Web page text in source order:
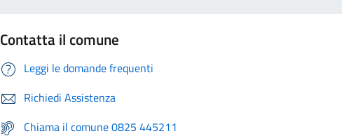
Contatta il comune
Leggi le domande frequenti
Richiedi Assistenza
Chiama il comune 0825 445211